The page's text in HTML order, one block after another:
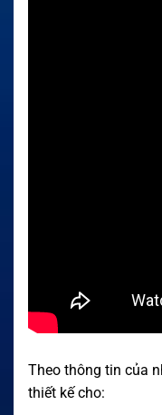
Theo thông tin của
thiết kế cho: